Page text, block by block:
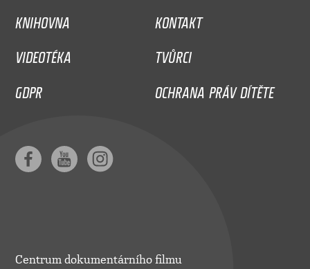
KNIHOVNA
KONTAKT
VIDEOTÉKA
TVŮRCI
GDPR
OCHRANA PRÁV DÍTĚTE
Centrum dokumentárního filmu